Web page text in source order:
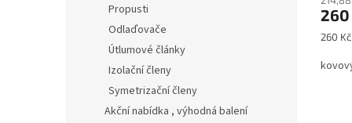
Propusti
Odlaďovače
Útlumové články
Izolační členy
Symetrizační členy
Akční nabídka , výhodná balení
260
Měrná
260